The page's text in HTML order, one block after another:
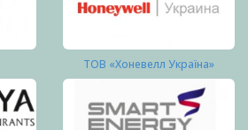
ТОВ «Хоневелл Україна»